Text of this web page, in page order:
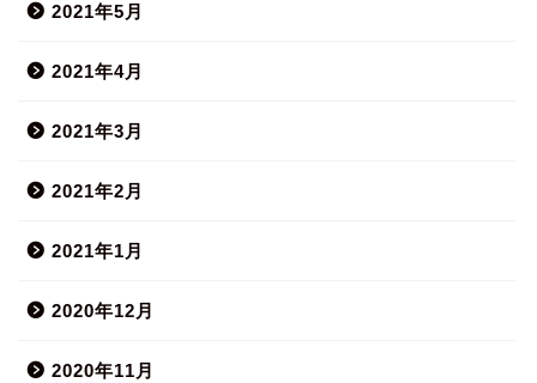
2021年5月
2021年4月
2021年3月
2021年2月
2021年1月
2020年12月
2020年11月